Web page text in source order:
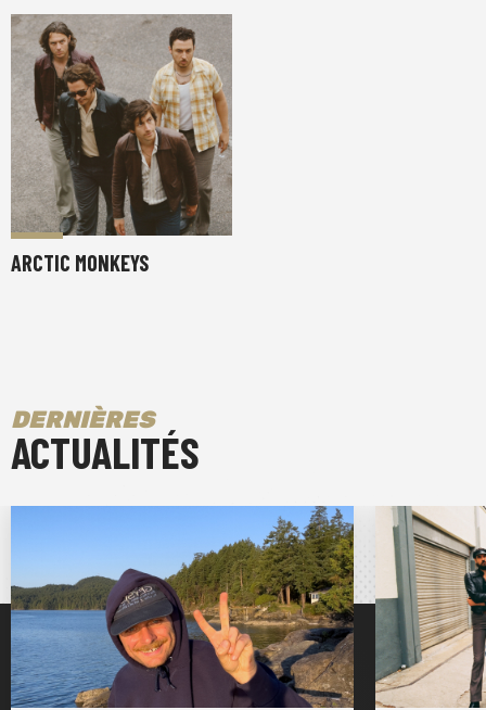
ARCTIC MONKEYS
DERNIÈRES
ACTUALITÉS